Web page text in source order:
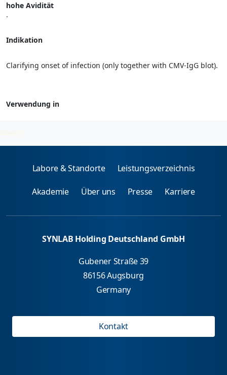
hohe Avidität
.
Indikation
Clarifying onset of infection (only together with CMV-IgG blot).
Verwendung in
2026-08-07
Labore & Standorte Leistungsverzeichnis
Akademie Über uns Presse Karriere
SYNLAB Holding Deutschland GmbH
Gubener Straße 39
86156 Augsburg
Germany
Kontakt